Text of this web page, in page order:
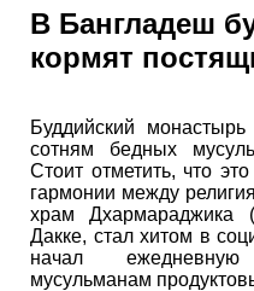
В Бангладеш
кормят
Буддийский
сотням бедных
Стоит отметить, что
гармонии между
храм Дхармараджика
Дакке, стал хитом в
начал
мусульманам